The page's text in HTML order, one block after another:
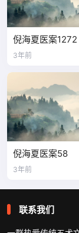
倪海夏医案1272
3年前
倪海夏医案58
3年前
联系我们